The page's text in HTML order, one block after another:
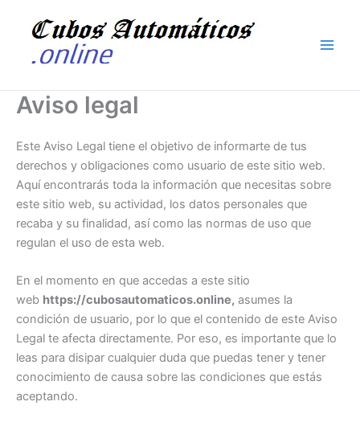
contenido
Aviso legal
Este Aviso Legal tiene el objetivo de informarte de tus
derechos y obligaciones como usuario de este sitio web.
Aquí encontrarás toda la información que necesitas sobre
este sitio web, su actividad, los datos personales que
recaba y su finalidad, así como las normas de uso que
regulan el uso de esta web.
En el momento en que accedas a este sitio
web https://cubosautomaticos.online, asumes la
condición de usuario, por lo que el contenido de este Aviso
Legal te afecta directamente. Por eso, es importante que lo
leas para disipar cualquier duda que puedas tener y tener
conocimiento de causa sobre las condiciones que estás
aceptando.